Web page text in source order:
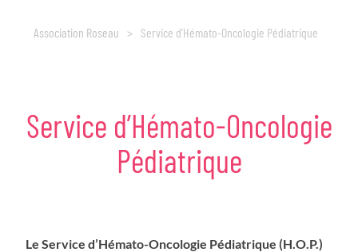
Association Roseau > Service d’Hémato-Oncologie Pédiatrique
Service d’Hémato-Oncologie
Pédiatrique
Le Service d’Hémato-Oncologie Pédiatrique (H.O.P.)